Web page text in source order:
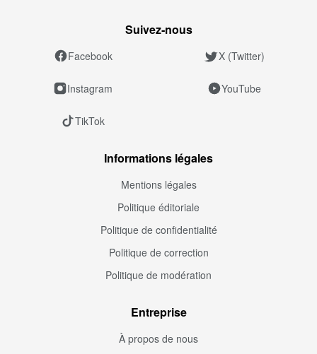
Suivez‑nous
Facebook X (Twitter)
Instagram YouTube
TikTok
Informations légales
Mentions légales
Politique éditoriale
Politique de confidentialité
Politique de correction
Politique de modération
Entreprise
À propos de nous